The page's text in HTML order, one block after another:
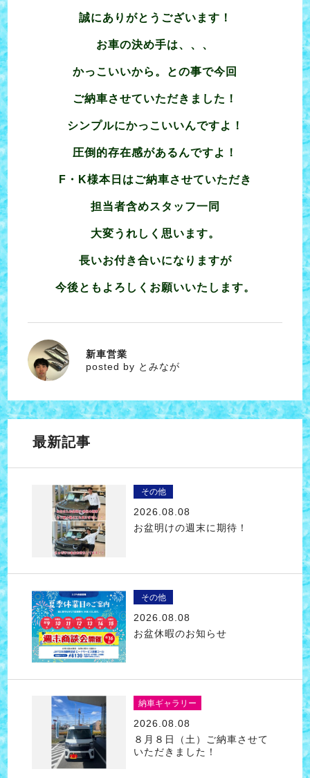
誠にありがとうございます！
お車の決め手は、、、
かっこいいから。との事で今回
ご納車させていただきました！
シンプルにかっこいいんですよ！
圧倒的存在感があるんですよ！
F・K様本日はご納車させていただき
担当者含めスタッフ一同
大変うれしく思います。
長いお付き合いになりますが
今後ともよろしくお願いいたします。
とみなが
新車営業
posted by とみなが
最新記事
その他
2026.08.08
お盆明けの週末に期待！
その他
2026.08.08
お盆休暇のお知らせ
納車ギャラリー
2026.08.08
８月８日（土）ご納車させて
いただきました！